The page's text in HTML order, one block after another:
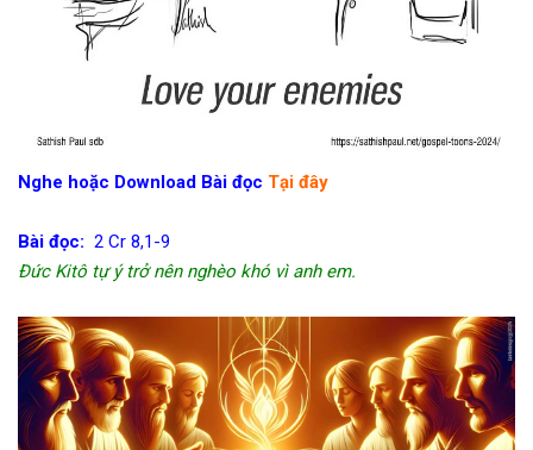
Nghe hoặc Download Bài đọc Tại đây
Bài đọc: 2 Cr 8,1-9
Đức Kitô tự ý trở nên nghèo khó vì anh em.